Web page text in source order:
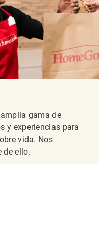
gama de
y experiencias para
vida. Nos
de ello.